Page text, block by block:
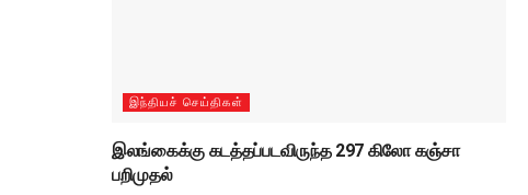
இந்தியச் செய்திகள்
இலங்கைக்கு கடத்தப்படவிருந்த 297 கிலோ கஞ்சா
பறிமுதல்